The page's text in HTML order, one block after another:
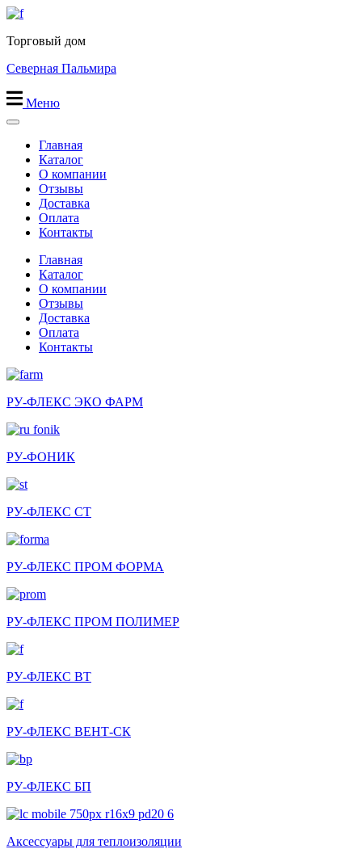
Перейти
содержимому
Торговый дом
Северная Пальмира
Меню
Главная
Каталог
О компании
Отзывы
Доставка
Оплата
Контакты
Главная
Каталог
О компании
Отзывы
Доставка
Оплата
Контакты
РУ-ФЛЕКС ЭКО ФАРМ
РУ-ФОНИК
РУ-ФЛЕКС СТ
РУ-ФЛЕКС ПРОМ ФОРМА
РУ-ФЛЕКС ПРОМ ПОЛИМЕР
РУ-ФЛЕКС ВТ
РУ-ФЛЕКС ВЕНТ-СК
РУ-ФЛЕКС БП
Аксессуары для теплоизоляции